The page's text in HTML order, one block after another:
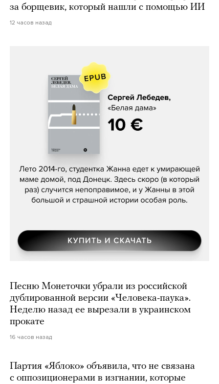
за борщевик, который нашли с помощью ИИ
12 часов назад
Сергей Лебедев, «Белая дама»
Песню Монеточки убрали из российской
дублированной версии «Человека-паука».
Неделю назад ее вырезали в украинском
прокате
16 часов назад
Партия «Яблоко» объявила, что не связана
с оппозиционерами в изгнании, которые